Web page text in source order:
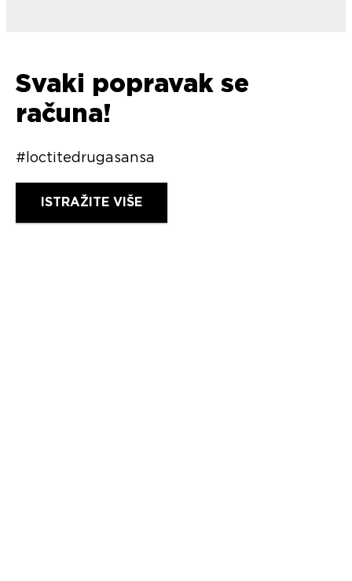
Svaki popravak se
računa!
#loctitedrugasansa
ISTRAŽITE VIŠE